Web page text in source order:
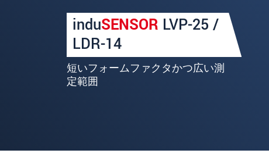
induSENSOR LVP-25 /
LDR-14
短いフォームファクタかつ広い測
定範囲
あなたのリクエスト ク
名 *